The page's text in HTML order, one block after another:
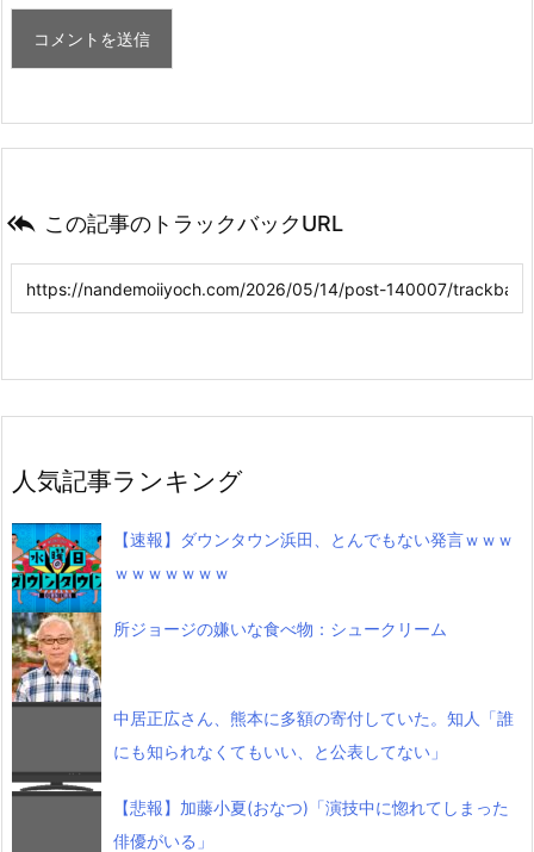
 この記事のトラックバックURL
人気記事ランキング
【速報】ダウンタウン浜田、とんでもない発言ｗｗｗ
ｗｗｗｗｗｗｗ
所ジョージの嫌いな食べ物：シュークリーム
中居正広さん、熊本に多額の寄付していた。知人「誰
にも知られなくてもいい、と公表してない」
【悲報】加藤小夏(おなつ)「演技中に惚れてしまった
俳優がいる」